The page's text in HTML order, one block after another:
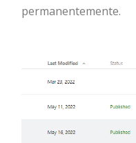
permanentemente.